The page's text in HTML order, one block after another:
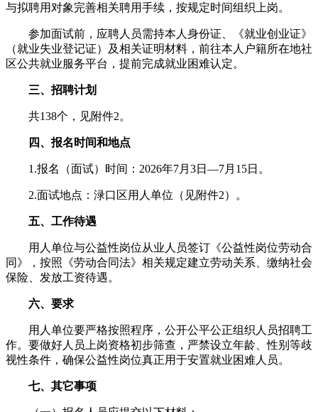
与拟聘用对象完善相关聘用手续，按规定时间组织上岗。
参加面试前，应聘人员需持本人身份证、《就业创业证》
（就业失业登记证）及相关证明材料，前往本人户籍所在地社
区公共就业服务平台，提前完成就业困难认定。
三、招聘计划
共138个，见附件2。
四、报名时间和地点
1.报名（面试）时间：2026年7月3日—7月15日。
2.面试地点：渌口区用人单位（见附件2）。
五、工作待遇
用人单位与公益性岗位从业人员签订《公益性岗位劳动合
同》，按照《劳动合同法》相关规定建立劳动关系、缴纳社会
保险、发放工资待遇。
六、要求
用人单位要严格按照程序，公开公平公正组织人员招聘工
作。要做好人员上岗资格初步筛查，严禁设立年龄、性别等歧
视性条件，确保公益性岗位真正用于安置就业困难人员。
七、其它事项